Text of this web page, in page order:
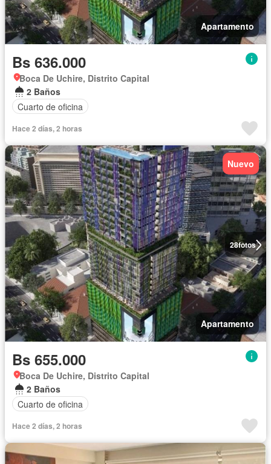
Apartamento
Bs 636.000
Boca De Uchire, Distrito Capital
2 Baños
Cuarto de oficina
Hace 2 días, 2 horas
28fotos
Nuevo
Apartamento
Bs 655.000
Boca De Uchire, Distrito Capital
2 Baños
Cuarto de oficina
Hace 2 días, 2 horas